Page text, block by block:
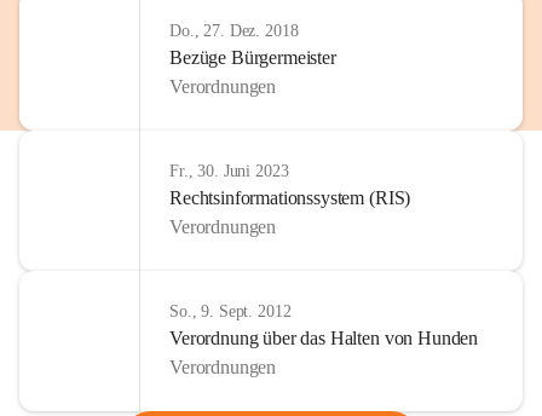
Do., 27. Dez. 2018
Bezüge Bürgermeister
Verordnungen
Fr., 30. Juni 2023
Rechtsinformationssystem (RIS)
Verordnungen
So., 9. Sept. 2012
Verordnung über das Halten von Hunden
Verordnungen